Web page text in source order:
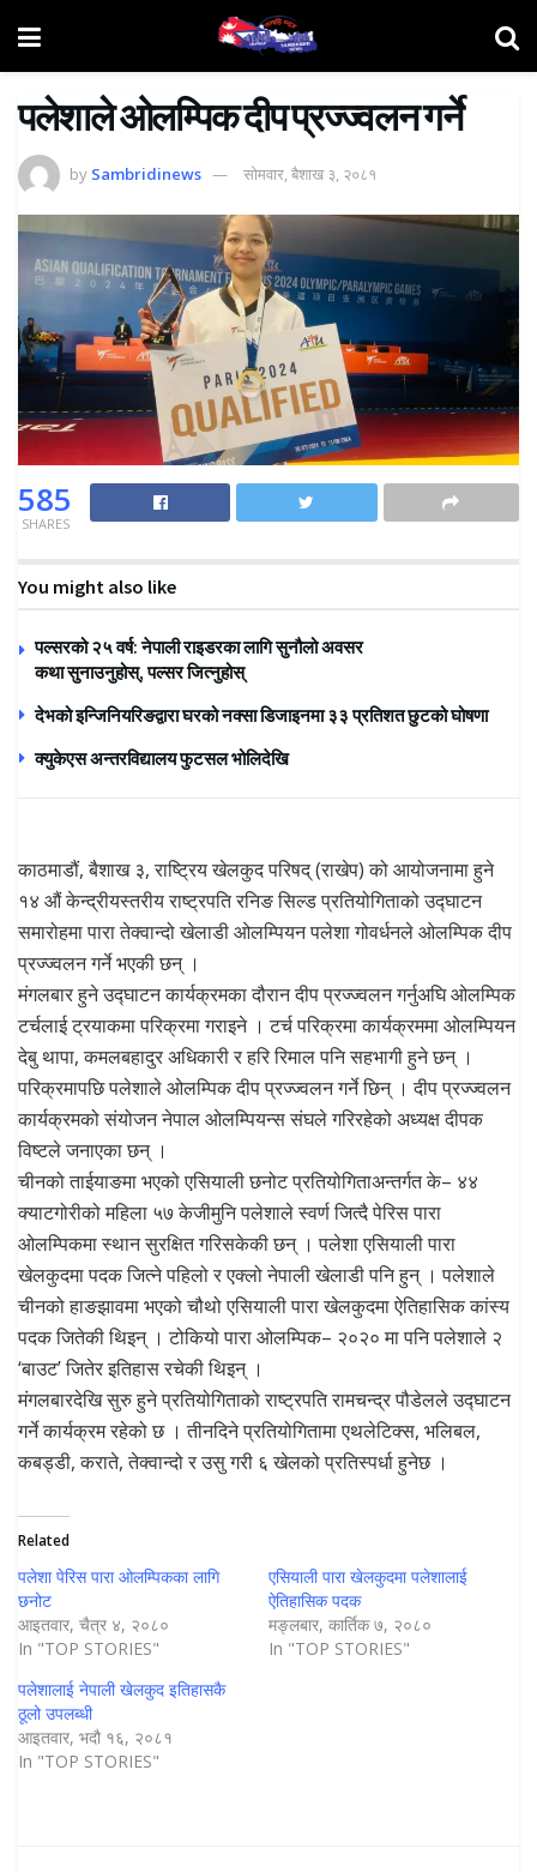
पलेशाले ओलम्पिक दीप प्रज्ज्वलन गर्ने
by Sambridinews सोमवार, बैशाख ३, २०८१
585
SHARES
You might also like
पल्सरको २५ वर्ष: नेपाली राइडरका लागि सुनौलो अवसर
कथा सुनाउनुहोस्, पल्सर जित्नुहोस्
देभको इन्जिनियरिङद्वारा घरको नक्सा डिजाइनमा ३३ प्रतिशत छुटको घोषणा
क्युकेएस अन्तरविद्यालय फुटसल भोलिदेखि
काठमाडौं, बैशाख ३, राष्ट्रिय खेलकुद परिषद् (राखेप) को आयोजनामा हुने
१४ औं केन्द्रीयस्तरीय राष्ट्रपति रनिङ सिल्ड प्रतियोगिताको उद्घाटन
समारोहमा पारा तेक्वान्दो खेलाडी ओलम्पियन पलेशा गोवर्धनले ओलम्पिक दीप
प्रज्ज्वलन गर्ने भएकी छन् ।
मंगलबार हुने उद्घाटन कार्यक्रमका दौरान दीप प्रज्ज्वलन गर्नुअघि ओलम्पिक
टर्चलाई ट्रयाकमा परिक्रमा गराइने । टर्च परिक्रमा कार्यक्रममा ओलम्पियन
देबु थापा, कमलबहादुर अधिकारी र हरि रिमाल पनि सहभागी हुने छन् ।
परिक्रमापछि पलेशाले ओलम्पिक दीप प्रज्ज्वलन गर्ने छिन् । दीप प्रज्ज्वलन
कार्यक्रमको संयोजन नेपाल ओलम्पियन्स संघले गरिरहेको अध्यक्ष दीपक
विष्टले जनाएका छन् ।
चीनको ताईयाङमा भएको एसियाली छनोट प्रतियोगिताअन्तर्गत के– ४४
क्याटगोरीको महिला ५७ केजीमुनि पलेशाले स्वर्ण जित्दै पेरिस पारा
ओलम्पिकमा स्थान सुरक्षित गरिसकेकी छन् । पलेशा एसियाली पारा
खेलकुदमा पदक जित्ने पहिलो र एक्लो नेपाली खेलाडी पनि हुन् । पलेशाले
चीनको हाङझावमा भएको चौथो एसियाली पारा खेलकुदमा ऐतिहासिक कांस्य
पदक जितेकी थिइन् । टोकियो पारा ओलम्पिक– २०२० मा पनि पलेशाले २
‘बाउट’ जितेर इतिहास रचेकी थिइन् ।
मंगलबारदेखि सुरु हुने प्रतियोगिताको राष्ट्रपति रामचन्द्र पौडेलले उद्घाटन
गर्ने कार्यक्रम रहेको छ । तीनदिने प्रतियोगितामा एथलेटिक्स, भलिबल,
कबड्डी, कराते, तेक्वान्दो र उसु गरी ६ खेलको प्रतिस्पर्धा हुनेछ ।
Related
पलेशा पेरिस पारा ओलम्पिकका लागि
छनोट
आइतवार, चैत्र ४, २०८०
In "TOP STORIES"
एसियाली पारा खेलकुदमा पलेशालाई
ऐतिहासिक पदक
मङ्लबार, कार्तिक ७, २०८०
In "TOP STORIES"
पलेशालाई नेपाली खेलकुद इतिहासकै
ठूलो उपलब्धी
आइतवार, भदौ १६, २०८१
In "TOP STORIES"